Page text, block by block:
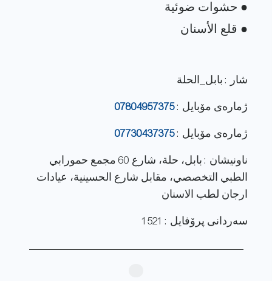
شار : بابل_الحلة
ژماره‌ی مۆبایل :07804957375
ژماره‌ی مۆبایل :07730437375
ناونيشان : بابل، حلة، شارع 60 مجمع حمورابي
الطبي التخصصي، مقابل شارع الحسينية، عيادات
ارجان لطب الاسنان
سەردانی پرۆفایل : 1521